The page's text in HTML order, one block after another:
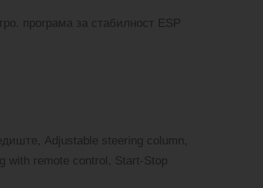
програма за стабилност ESP
Adjustable steering column,
with remote control, Start-Stop